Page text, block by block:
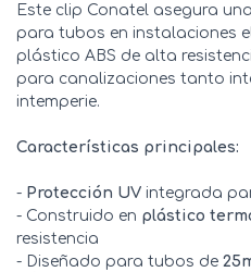
Este clip Conatel asegura
para tubos en instalaciones
plástico ABS de alta
para canalizaciones tanto
intemperie.
Características principales:
- Protección UV integrada
- Construido en plástico
resistencia
- Diseñado para tubos de